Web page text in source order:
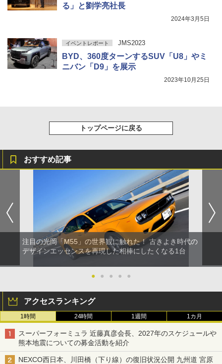
る」と劉学亮社長
2024年3月5日
イベントレポート JMS2023
BYD、360度ターンするSUV「U8」やミ
ニバン「D9」を展示
2023年10月25日
トップページに戻る
おすすめ記事
注目の光岡「M55」の世界観に触れた！ 古きよき時代の
デザインエッセンスを再現した相棒にしたくなる1台
● ● ● ● ●
アクセスランキング
1時間 24時間 1週間 1カ月
スーパーフォーミュラ 近藤真彦会長、2027年のスケジュールや
熊本地震についての募金活動を紹介
NEXCO西日本、川田橋（下り線）の復旧状況公開 九州道 宮原